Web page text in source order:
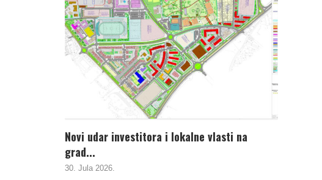
Novi udar investitora i lokalne vlasti na
grad...
30. Jula 2026.